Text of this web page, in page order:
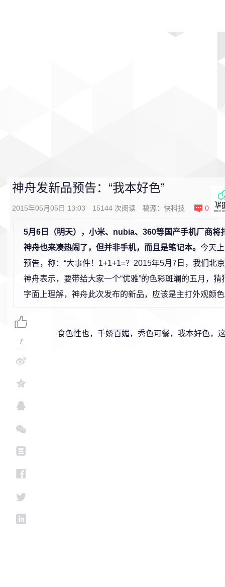
神舟发新品预告：“我本好色”
2015年05月05日 13:03 15144 次阅读 稿源： 快科技 0 条
5月6日（明天），小米、nubia、360等国产手机厂商将
神舟也来凑热闹了，但并非手机，而且是笔记本。 今天
预告，称：“大事件！1+1+1=？2015年5月7日，我们北
神舟表示，要带给大家一个“优雅”的色彩斑斓的五月，
字面上理解，神舟此次发布的新品，应该是主打外观颜
食色性也，千娇百媚，秀色可餐，我本好色，
7